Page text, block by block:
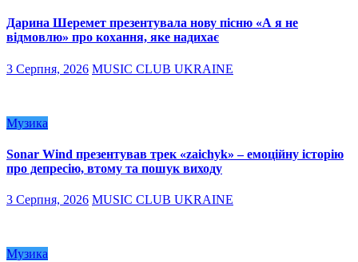
Дарина Шеремет презентувала нову пісню «А я не
відмовлю» про кохання, яке надихає
3 Серпня, 2026 MUSIC CLUB UKRAINE
Музика
Sonar Wind презентував трек «zaichyk» – емоційну історію
про депресію, втому та пошук виходу
3 Серпня, 2026 MUSIC CLUB UKRAINE
Музика